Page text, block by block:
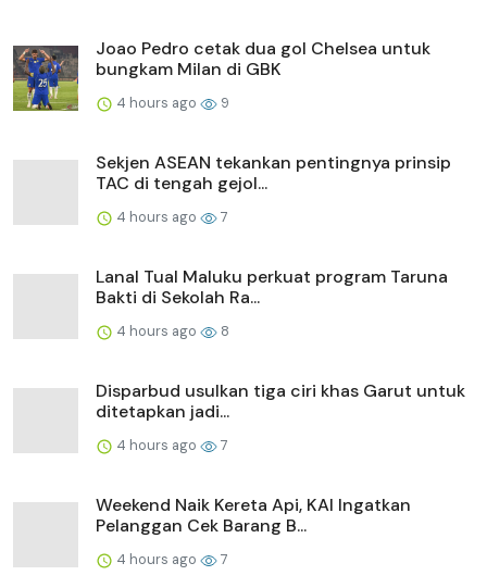
Joao Pedro cetak dua gol Chelsea untuk
bungkam Milan di GBK
4 hours ago 9
Sekjen ASEAN tekankan pentingnya prinsip
TAC di tengah gejol...
4 hours ago 7
Lanal Tual Maluku perkuat program Taruna
Bakti di Sekolah Ra...
4 hours ago 8
Disparbud usulkan tiga ciri khas Garut untuk
ditetapkan jadi...
4 hours ago 7
Weekend Naik Kereta Api, KAI Ingatkan
Pelanggan Cek Barang B...
4 hours ago 7